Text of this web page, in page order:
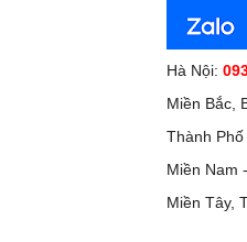
Hà Nội:
Miền Bắc,
Thành
Miền Nam
Miền Tây,